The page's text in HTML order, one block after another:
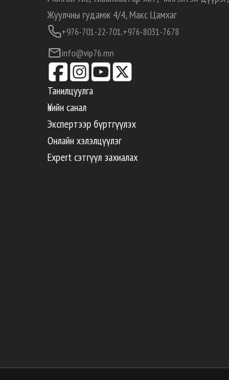
Жуулчны гудамж 4/4, Макс Цамхаг
+976-701-22-701,+976-8031-7678
info@vip76.mn
Танилцуулга
Үнийн санал
Экспертээр бүртгүүлэх
Онлайн хэлэлцүүлэг
Expert сэтгүүл захиалах